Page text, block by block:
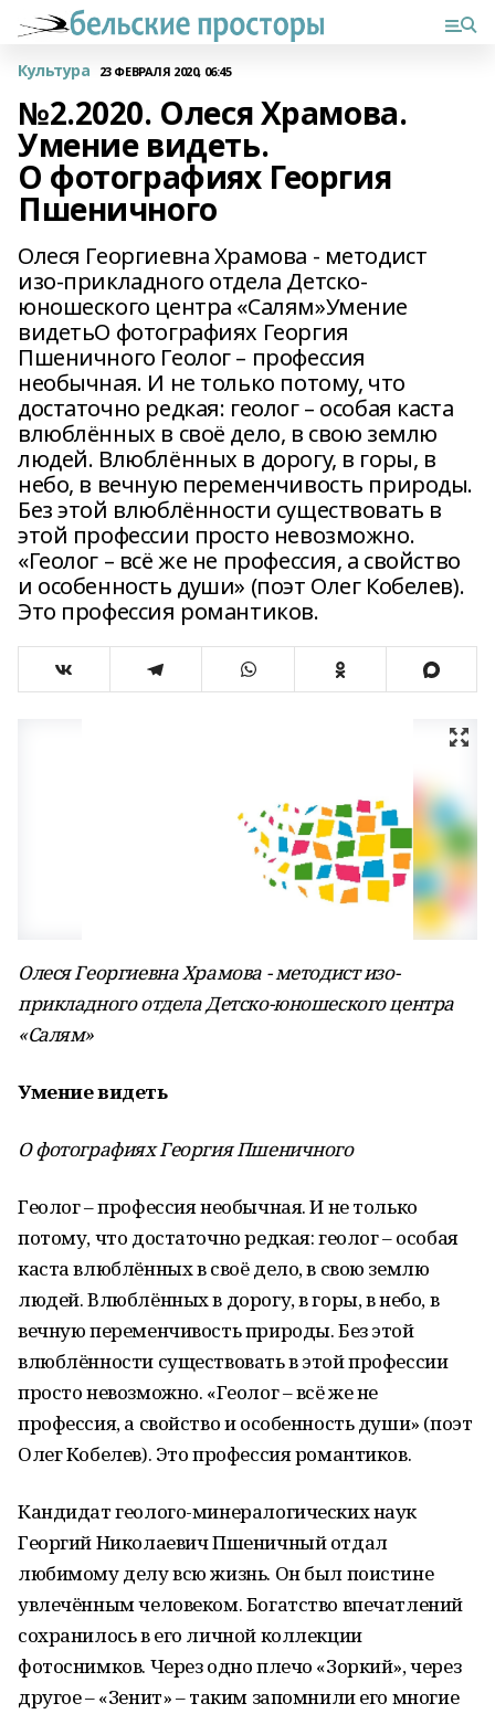
Культура 23 ФЕВРАЛЯ 2020, 06:45
№2.2020. Олеся Храмова.
Умение видеть.
О фотографиях Георгия
Пшеничного
Олеся Георгиевна Храмова - методист
изо-прикладного отдела Детско-
юношеского центра «Салям»Умение
видетьО фотографиях Георгия
Пшеничного Геолог – профессия
необычная. И не только потому, что
достаточно редкая: геолог – особая каста
влюблённых в своё дело, в свою землю
людей. Влюблённых в дорогу, в горы, в
небо, в вечную переменчивость природы.
Без этой влюблённости существовать в
этой профессии просто невозможно.
«Геолог – всё же не профессия, а свойство
и особенность души» (поэт Олег Кобелев).
Это профессия романтиков.
Олеся Георгиевна Храмова - методист изо-
прикладного отдела Детско-юношеского центра
«Салям»
Умение видеть
О фотографиях Георгия Пшеничного
Геолог – профессия необычная. И не только
потому, что достаточно редкая: геолог – особая
каста влюблённых в своё дело, в свою землю
людей. Влюблённых в дорогу, в горы, в небо, в
вечную переменчивость природы. Без этой
влюблённости существовать в этой профессии
просто невозможно. «Геолог – всё же не
профессия, а свойство и особенность души» (поэт
Олег Кобелев). Это профессия романтиков.
Кандидат геолого-минералогических наук
Георгий Николаевич Пшеничный отдал
любимому делу всю жизнь. Он был поистине
увлечённым человеком. Богатство впечатлений
сохранилось в его личной коллекции
фотоснимков. Через одно плечо «Зоркий», через
другое – «Зенит» – таким запомнили его многие